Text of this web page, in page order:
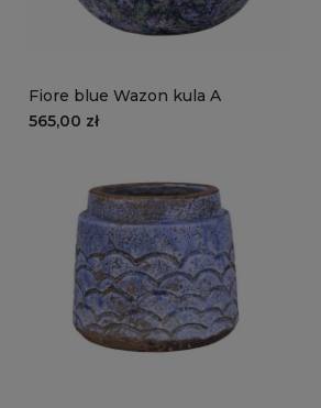
Fiore blue Wazon kula A
565,00 zł